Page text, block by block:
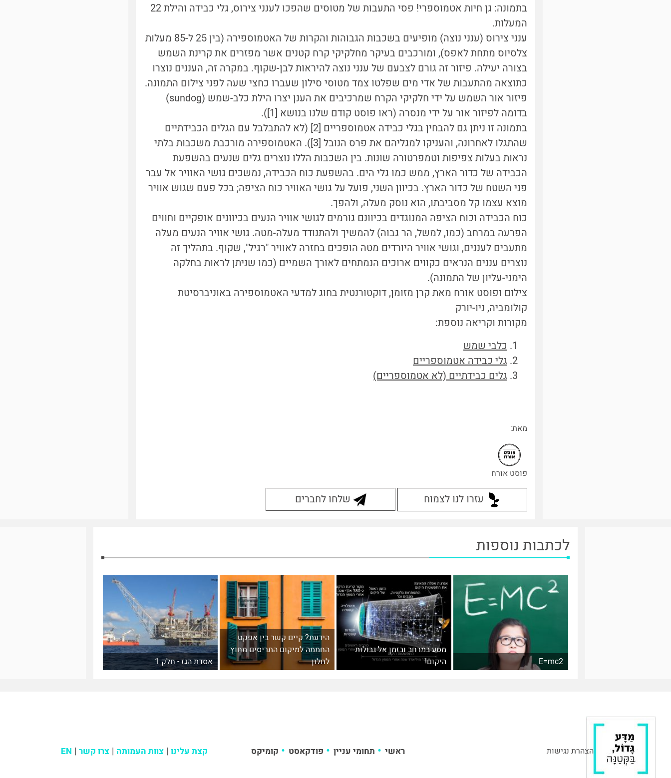
בתמונה: גן חיות אטמוספרי! פסי התעבות של מטוסים שהפכו לענני צירוס, גלי כבידה והילת 22
המעלות.
ענני צירוס (ענני נוצה) מופיעים בשכבות הגבוהות והקרות של האטמוספירה (בין 25 ל-85 מעלות
צלסיוס מתחת לאפס), ומורכבים בעיקר מחלקיקי קרח קטנים אשר מפזרים את קרינת השמש
בצורה יעילה. פיזור זה גורם לצבעם של ענני נוצה להיראות לבן-שקוף. במקרה זה, העננים נוצרו
כתוצאה מהתעבות של אדי מים שפלטו צמד מטוסי סילון שעברו כחצי שעה לפני צילום התמונה.
פיזור אור השמש על ידי חלקיקי הקרח שמרכיבים את הענן יצרו הילת כלב-שמש (sundog)
בדומה לפיזור אור על ידי מנסרה (ראו פוסט קודם שלנו בנושא [1]).
בתמונה זו ניתן גם להבחין בגלי כבידה אטמוספריים [2] (לא להתבלבל עם הגלים הכבידתיים
שהתגלו לאחרונה, והעניקו למגליהם את פרס הנובל [3]). האטמוספירה מורכבת משכבות בלתי
נראות בעלות צפיפות וטמפרטורה שונות. בין השכבות הללו נוצרים גלים שנעים בהשפעת
הכבידה של כדור הארץ, ממש כמו גלי הים. בהשפעת כוח הכבידה, נמשכים גושי האוויר אל עבר
פני השטח של כדור הארץ. בכיוון השני, פועל על גושי האוויר כוח הציפה; בכל פעם שגוש אוויר
מוצא עצמו קל מסביבתו, הוא נוסק מעלה, ולהפך.
כוח הכבידה וכוח הציפה המנוגדים בכיוונם גורמים לגושי אוויר הנעים בכיוונים אופקיים וחווים
הפרעה במרחב (כמו, למשל, הר גבוה) להמשיך ולהתנודד מעלה-מטה. גושי אוויר הנעים מעלה
מתעבים לעננים, וגושי אוויר היורדים מטה הופכים בחזרה לאוויר "רגיל", שקוף. בתהליך זה
נוצרים עננים הנראים כקווים ארוכים הנמתחים לאורך השמיים (כמו שניתן לראות בחלקה
הימני-עליון של התמונה).
צילום ופוסט אורח מאת קרן מזומן, דוקטורנטית בחוג למדעי האטמוספירה באוניברסיטת
קולומביה, ניו-יורק
מקורות וקריאה נוספת:
כלבי שמש
גלי כבידה אטמוספריים
גלים כבידתיים (לא אטמוספריים)
מאת:
פוסט אורח
עזרו לנו לצמוח שלחו לחברים
לכתבות נוספות
E=mc2
מסע במרחב ובזמן אל גבולות
היקום!
הידעת? קיים קשר בין אפקט
החממה למיקום התריסים מחוץ
לחלון
אסדת הגז - חלק 1
הצהרת נגישות ראשי תחומי עניין פודקאסט קומיקס קצת עלינו צוות העמותה צרו קשר EN